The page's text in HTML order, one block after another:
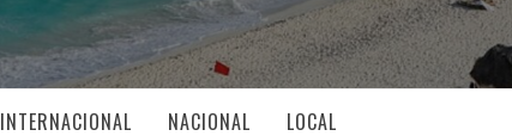
INTERNACIONAL NACIONAL LOCAL